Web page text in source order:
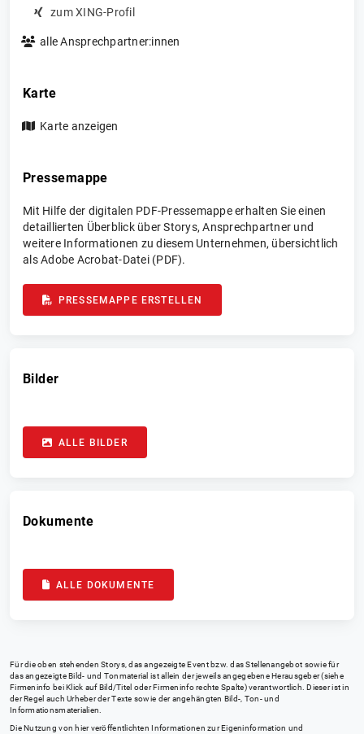
zum XING-Profil
alle Ansprechpartner:innen
Karte
Karte anzeigen
Pressemappe
Mit Hilfe der digitalen PDF-Pressemappe erhalten Sie einen
detaillierten Überblick über Storys, Ansprechpartner und
weitere Informationen zu diesem Unternehmen, übersichtlich
als Adobe Acrobat-Datei (PDF).
PRESSEMAPPE ERSTELLEN
Bilder
ALLE BILDER
Dokumente
ALLE DOKUMENTE
Für die oben stehenden Storys, das angezeigte Event bzw. das Stellenangebot sowie für
das angezeigte Bild- und Tonmaterial ist allein der jeweils angegebene Herausgeber (siehe
Firmeninfo bei Klick auf Bild/Titel oder Firmeninfo rechte Spalte) verantwortlich. Dieser ist in
der Regel auch Urheber der Texte sowie der angehängten Bild-, Ton- und
Informationsmaterialien.
Die Nutzung von hier veröffentlichten Informationen zur Eigeninformation und